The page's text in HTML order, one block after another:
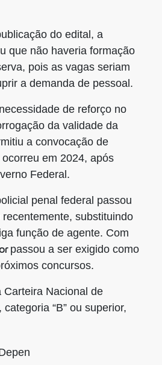
do edital, a
que não haveria formação
pois as vagas seriam
a demanda de pessoal.
de reforço no
da validade da
a convocação de
em 2024, após
Federal.
penal federal passou
substituindo
função de agente. Com
passou a ser exigido como
concursos.
Carteira Nacional de
“B” ou superior,